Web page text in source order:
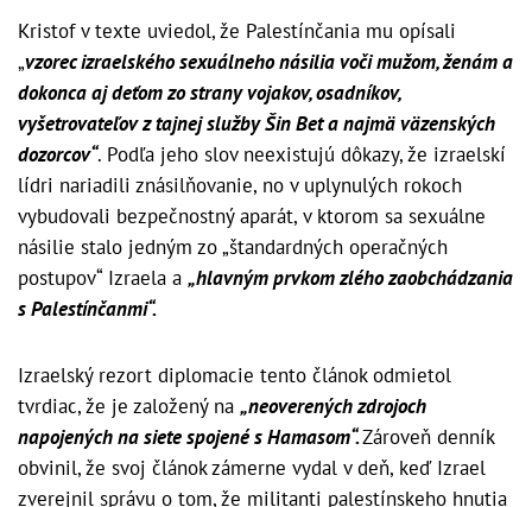
Kristof v texte uviedol, že Palestínčania mu opísali
„vzorec izraelského sexuálneho násilia voči mužom, ženám a
dokonca aj deťom zo strany vojakov, osadníkov,
vyšetrovateľov z tajnej služby Šin Bet a najmä väzenských
dozorcov“. Podľa jeho slov neexistujú dôkazy, že izraelskí
lídri nariadili znásilňovanie, no v uplynulých rokoch
vybudovali bezpečnostný aparát, v ktorom sa sexuálne
násilie stalo jedným zo „štandardných operačných
postupov“ Izraela a „hlavným prvkom zlého zaobchádzania
s Palestínčanmi“.
Izraelský rezort diplomacie tento článok odmietol
tvrdiac, že je založený na „neoverených zdrojoch
napojených na siete spojené s Hamasom“.Zároveň denník
obvinil, že svoj článok zámerne vydal v deň, keď Izrael
zverejnil správu o tom, že militanti palestínskeho hnutia